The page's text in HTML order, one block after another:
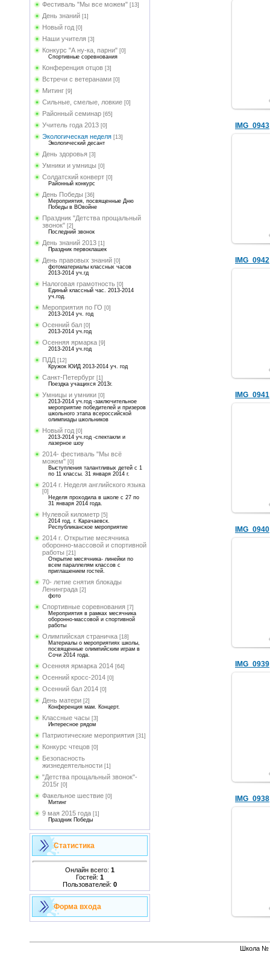
Фестиваль "Мы все можем" [13]
День знаний [1]
Новый год [0]
Наши учителя [3]
Конкурс "А ну-ка, парни" [0]
Спортивные соревнования
Конференция отцов [3]
Встречи с ветеранами [0]
Митинг [9]
Сильные, смелые, ловкие [0]
Районный семинар [65]
Учитель года 2013 [0]
Экологическая неделя [13]
Экологический десант
День здоровья [3]
Умники и умницы [0]
Солдатский конверт [0]
Районный конкурс
День Победы [36]
Мероприятия, посвященные Дню
Победы в ВОвойне
Праздник "Детства прощальный
звонок" [2]
Последний звонок
День знаний 2013 [1]
Праздник первоклашек
День правовых знаний [0]
фотоматериалы классных часов
2013-2014 уч.гд
Налоговая грамотность [0]
Единый классный час. 2013-2014
уч.год.
Мероприятия по ГО [0]
2013-2014 уч. год
Осенний бал [0]
2013-2014 уч.год
Осенняя ярмарка [9]
2013-2014 уч.год
ПДД [12]
Кружок ЮИД 2013-2014 уч. год
Санкт-Петербург [1]
Поездка учащихся 2013г.
Умницы и умники [0]
2013-2014 уч.год -заключительное
мероприятие победителей и призеров
школьного этапа всероссийской
олимпиады школьников
Новый год [0]
2013-2014 уч.год -спектакли и
лазерное шоу
2014- фестиваль "Мы всё
можем" [0]
Выступления талантливых детей с 1
по 11 классы. 31 января 2014 г.
2014 г. Неделя английского языка
[0]
Неделя проходила в школе с 27 по
31 января 2014 года.
Нулевой километр [5]
2014 год. г. Карачаевск.
Республиканское мероприятие
2014 г. Открытие месячника
оборонно-массовой и спортивной
работы [21]
Открытие месячника- линейки по
всем параллелям классов с
приглашением гостей.
70- летие снятия блокады
Ленинграда [2]
фото
Спортивные соревнования [7]
Мероприятия в рамках месячника
оборонно-массовой и спортивной
работы
Олимпийская страничка [18]
Материалы о мероприятиях школы,
посвященные олимпийским играм в
Сочи 2014 года.
Осенняя ярмарка 2014 [64]
Осенний кросс-2014 [0]
Осенний бал 2014 [0]
День матери [2]
Конференция мам. Концерт.
Классные часы [3]
Интересное рядом
Патриотические мероприятия [31]
Конкурс чтецов [0]
Безопасность
жизнедеятельности [1]
"Детства прощальный звонок"-
2015г [0]
Факельное шествие [0]
Митинг
9 мая 2015 года [1]
Праздник Победы
Статистика
Онлайн всего: 1
Гостей: 1
Пользователей: 0
Форма входа
IMG_0943
IMG_0942
IMG_0941
IMG_0940
IMG_0939
IMG_0938
Школа №